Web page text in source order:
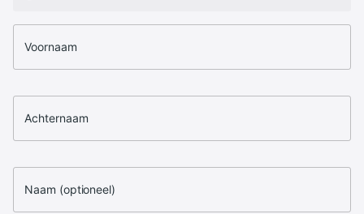
Voornaam
Achternaam
Naam (optioneel)